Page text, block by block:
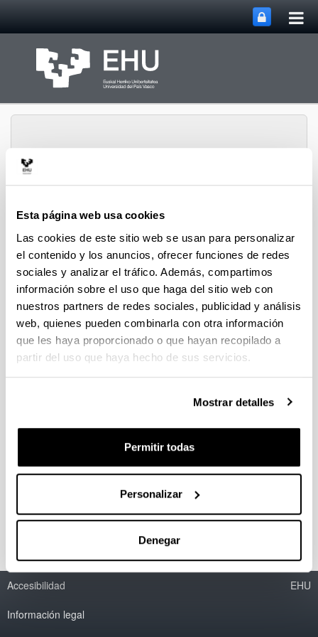
Esta página web usa cookies
Las cookies de este sitio web se usan para personalizar
el contenido y los anuncios, ofrecer funciones de redes
sociales y analizar el tráfico. Además, compartimos
información sobre el uso que haga del sitio web con
nuestros partners de redes sociales, publicidad y análisis
web, quienes pueden combinarla con otra información
que les haya proporcionado o que hayan recopilado a
partir del uso que haya hecho de sus servicios.
Mostrar detalles
Permitir todas
Personalizar
Denegar
Servicio de Educación
Inclusiva
Legislación
Marco Estatal
Normativa Universidad y Discapacidad
Normativa general sobre Discapacidad
Marco Europeo
Normativa Universidad y Discapacidad
Accesibilidad
Información legal
EHU